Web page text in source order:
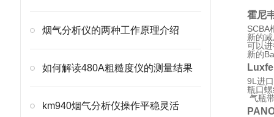
烟气分析仪的两种工作原理介绍
如何解读480A粗糙度仪的测量结果
km940烟气分析仪操作平稳灵活
霍尼
SCBA
新的
可以
新的
9L进
瓶口
气瓶